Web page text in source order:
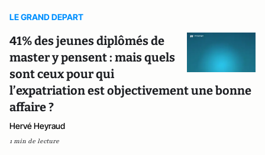
LE GRAND DEPART
41% des jeunes diplômés de
master y pensent : mais quels
sont ceux pour qui
l’expatriation est objectivement une bonne
affaire ?
Hervé Heyraud
1 min de lecture